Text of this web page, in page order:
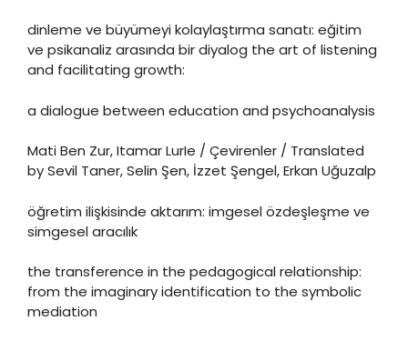
dinleme ve büyümeyi kolaylaştırma sanatı: eğitim
ve psikanaliz arasında bir diyalog the art of listening
and facilitating growth:
a dialogue between education and psychoanalysis
Mati Ben Zur, Itamar LurIe / Çevirenler / Translated
by Sevil Taner, Selin Şen, İzzet Şengel, Erkan Uğuzalp
öğretim ilişkisinde aktarım: imgesel özdeşleşme ve
simgesel aracılık
the transference in the pedagogical relationship:
from the imaginary identification to the symbolic
mediation